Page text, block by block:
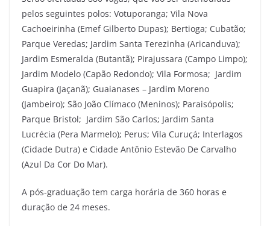
pelos seguintes polos: Votuporanga; Vila Nova
Cachoeirinha (Emef Gilberto Dupas); Bertioga; Cubatão;
Parque Veredas; Jardim Santa Terezinha (Aricanduva);
Jardim Esmeralda (Butantã); Pirajussara (Campo Limpo);
Jardim Modelo (Capão Redondo); Vila Formosa; Jardim
Guapira (Jaçanã); Guaianases – Jardim Moreno
(Jambeiro); São João Clímaco (Meninos); Paraisópolis;
Parque Bristol; Jardim São Carlos; Jardim Santa
Lucrécia (Pera Marmelo); Perus; Vila Curuçá; Interlagos
(Cidade Dutra) e Cidade Antônio Estevão De Carvalho
(Azul Da Cor Do Mar).
A pós-graduação tem carga horária de 360 horas e
duração de 24 meses.